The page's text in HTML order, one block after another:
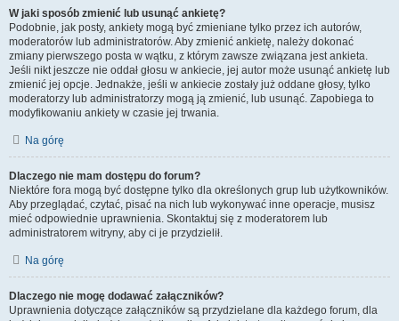
W jaki sposób zmienić lub usunąć ankietę?
Podobnie, jak posty, ankiety mogą być zmieniane tylko przez ich autorów,
moderatorów lub administratorów. Aby zmienić ankietę, należy dokonać
zmiany pierwszego posta w wątku, z którym zawsze związana jest ankieta.
Jeśli nikt jeszcze nie oddał głosu w ankiecie, jej autor może usunąć ankietę lub
zmienić jej opcje. Jednakże, jeśli w ankiecie zostały już oddane głosy, tylko
moderatorzy lub administratorzy mogą ją zmienić, lub usunąć. Zapobiega to
modyfikowaniu ankiety w czasie jej trwania.
Na górę
Dlaczego nie mam dostępu do forum?
Niektóre fora mogą być dostępne tylko dla określonych grup lub użytkowników.
Aby przeglądać, czytać, pisać na nich lub wykonywać inne operacje, musisz
mieć odpowiednie uprawnienia. Skontaktuj się z moderatorem lub
administratorem witryny, aby ci je przydzielił.
Na górę
Dlaczego nie mogę dodawać załączników?
Uprawnienia dotyczące załączników są przydzielane dla każdego forum, dla